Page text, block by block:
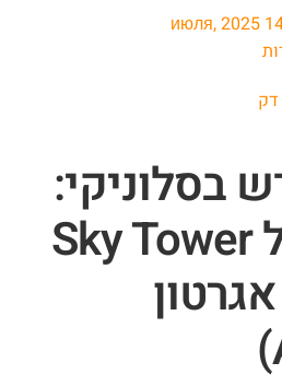
14 июля,
דק
בסלוניקי:
הדמיות של Sky Tower